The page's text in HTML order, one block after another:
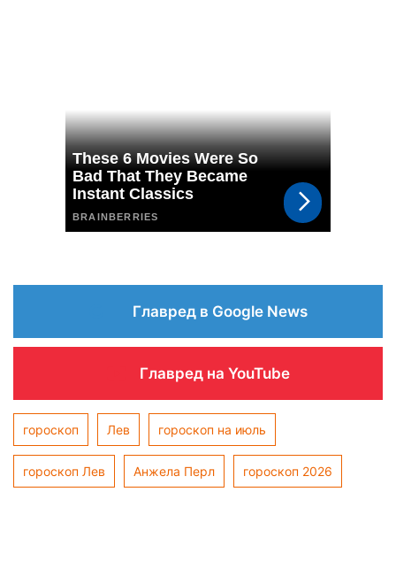
Главред в Google News
Главред на YouTube
гороскоп Лев гороскоп на июль
гороскоп Лев Анжела Перл гороскоп 2026